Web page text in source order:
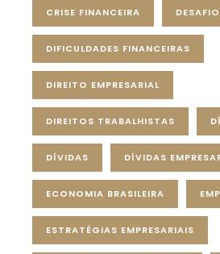
CRISE FINANCEIRA
DIFICULDADES FINANCEIRAS
DIREITO EMPRESARIAL
DIREITOS TRABALHISTAS
DÍVIDAS DÍVIDAS
ECONOMIA BRASILEIRA
ESTRATÉGIAS EMPRESARIAIS